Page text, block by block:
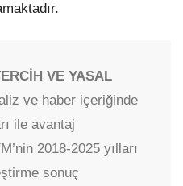
VE YASAL
ve haber içeriğinde
ile avantaj
2018-2025 yılları
sonuç